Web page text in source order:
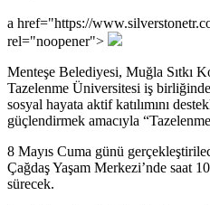
a href="https://
rel="noopener">
Menteşe Belediyesi, Muğla Sıtkı
Tazelenme Üniversitesi iş
sosyal hayata aktif katılımını
güçlendirmek amacıyla
8 Mayıs Cuma günü
Çağdaş Yaşam Merkezi’nde saat
sürecek.